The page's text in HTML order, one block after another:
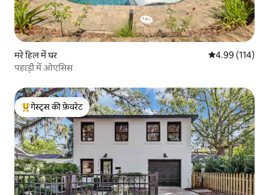
मरे हिल में घर औसत रेटिंग 5 में से
4.99 (114)
पहाड़ी में ओएसिस
गेस्ट्स का टॉप फ़ेवरेट
गेस्ट्स की फ़ेवरेट